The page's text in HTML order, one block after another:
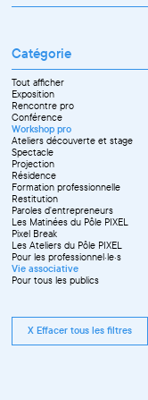
Avril
Mai
Juin
Septembre
Octobre
Novembre
Catégorie
Tout afficher
Exposition
Rencontre pro
Conférence
Workshop pro
Ateliers découverte et stage
Spectacle
Projection
Résidence
Formation professionnelle
Restitution
Paroles d'entrepreneurs
Les Matinées du Pôle PIXEL
Pixel Break
Les Ateliers du Pôle PIXEL
Pour les professionnel·le·s
Vie associative
Pour tous les publics
X Effacer tous les filtres